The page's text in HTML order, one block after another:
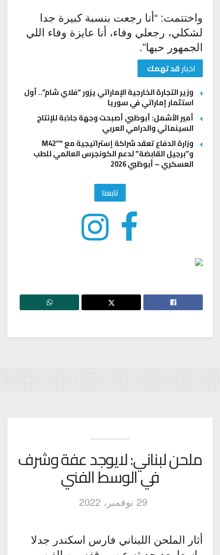
واختتمت: “أنا رجعت بنسبة كبيرة جدا
لشكلي، رجعلي وفاء، أنا عايزة وفاء اللي
الجمهور حبها”.
اخبارقد تهمك
وزير التجارة الخارجية الإماراتي يزور “فلاي شام”.. أول
استثمار إماراتي في سوريا
أمير الأشمل: أبوظبي أصبحت وجهة جاذبة للإنتاج
السينمائي والدرامي العربي
وزارة الدفاع تعقد شراكة إستراتيجية مع “M42″
و”برجيل القابضة” لدعم الكونجرس العالمي للطب
العسكري – أبوظبي 2026
تابعنا
ملحن لبناني: لايوجد عفة وشرف
في الوسط الفني
29 نوفمبر، 2022
أثار الملحن اللبناني فارس اسكندر جدلا